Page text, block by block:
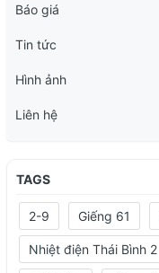
Báo giá
Tin tức
Hình ảnh
Liên hệ
TAGS
2-9 Giếng 61
Nhiệt điện Thái Bình 2